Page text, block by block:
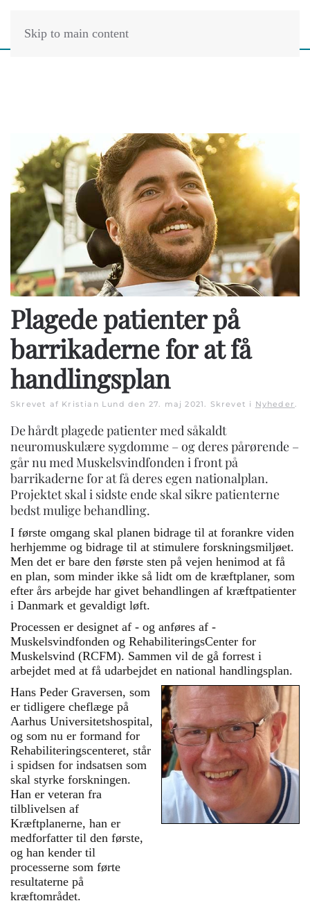
Skip to main content
Plagede patienter på
barrikaderne for at få
handlingsplan
Skrevet af Kristian Lund den 27. maj 2021. Skrevet i Nyheder.
De hårdt plagede patienter med såkaldt
neuromuskulære sygdomme – og deres pårørende –
går nu med Muskelsvindfonden i front på
barrikaderne for at få deres egen nationalplan.
Projektet skal i sidste ende skal sikre patienterne
bedst mulige behandling.
I første omgang skal planen bidrage til at forankre viden
herhjemme og bidrage til at stimulere forskningsmiljøet.
Men det er bare den første sten på vejen henimod at få
en plan, som minder ikke så lidt om de kræftplaner, som
efter års arbejde har givet behandlingen af kræftpatienter
i Danmark et gevaldigt løft.
Processen er designet af - og anføres af -
Muskelsvindfonden og RehabiliteringsCenter for
Muskelsvind (RCFM). Sammen vil de gå forrest i
arbejdet med at få udarbejdet en national handlingsplan.
Hans Peder Graversen, som
er tidligere cheflæge på
Aarhus Universitetshospital,
og som nu er formand for
Rehabiliteringscenteret, står
i spidsen for indsatsen som
skal styrke forskningen.
Han er veteran fra
tilblivelsen af
Kræftplanerne, han er
medforfatter til den første,
og han kender til
processerne som førte
resultaterne på
kræftområdet.